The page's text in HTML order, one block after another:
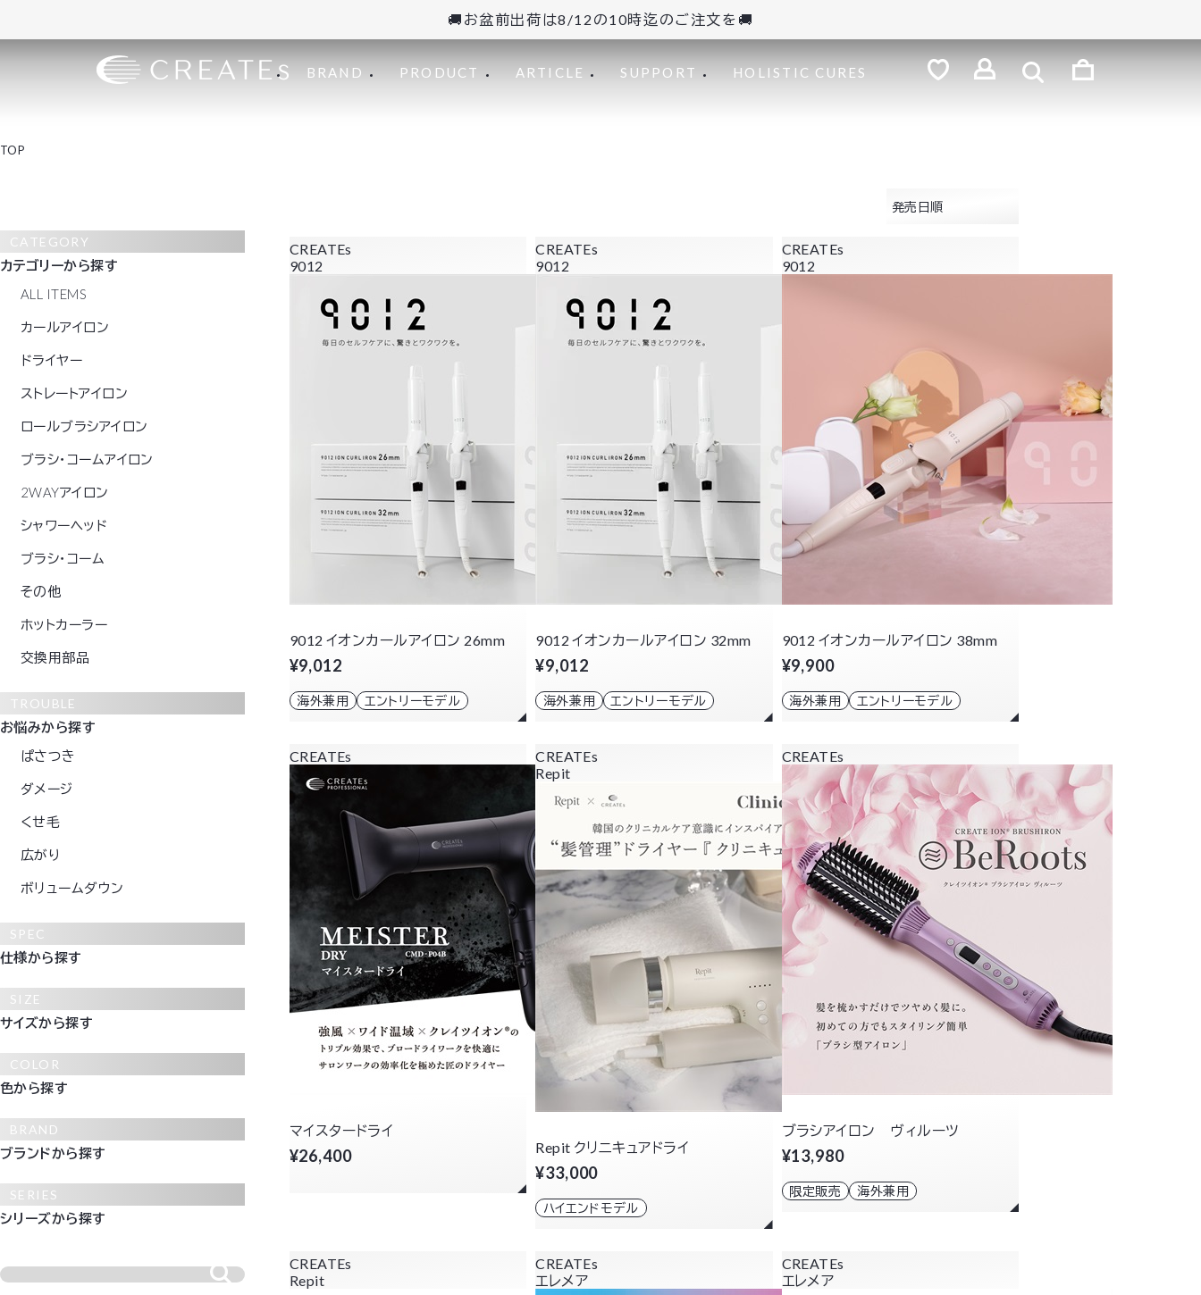
🚚お盆前出荷は8/12の10時迄のご注文を🚚
BRAND PRODUCT ARTICLE SUPPORT HOLISTIC CURES
TOP
CATEGORY
カテゴリーから探す
ALL ITEMS
カールアイロン
ドライヤー
ストレートアイロン
ロールブラシアイロン
ブラシ・コームアイロン
2WAYアイロン
シャワーヘッド
ブラシ・コーム
その他
ホットカーラー
交換用部品
TROUBLE
お悩みから探す
ぱさつき
ダメージ
くせ毛
広がり
ボリュームダウン
SPEC
仕様から探す
SIZE
サイズから探す
COLOR
色から探す
BRAND
ブランドから探す
SERIES
シリーズから探す
発売日順
CREATEs
9012
9012 イオンカールアイロン 26mm
¥9,012
海外兼用 エントリーモデル
CREATEs
9012
9012 イオンカールアイロン 32mm
¥9,012
海外兼用 エントリーモデル
CREATEs
9012
9012 イオンカールアイロン 38mm
¥9,900
海外兼用 エントリーモデル
CREATEs
マイスタードライ
¥26,400
CREATEs
Repit
Repit クリニキュアドライ
¥33,000
ハイエンドモデル
CREATEs
ブラシアイロン ヴィルーツ
¥13,980
限定販売 海外兼用
CREATEs
Repit
CREATEs
エレメア
CREATEs
エレメア